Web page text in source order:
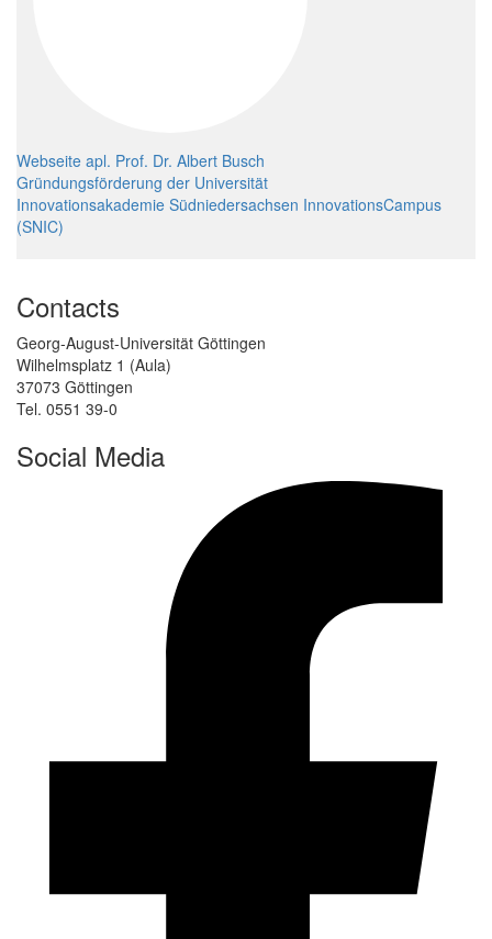
Webseite apl. Prof. Dr. Albert Busch
Gründungsförderung der Universität
Innovationsakademie Südniedersachsen InnovationsCampus
(SNIC)
Contacts
Georg-August-Universität Göttingen
Wilhelmsplatz 1 (Aula)
37073 Göttingen
Tel. 0551 39-0
Social Media